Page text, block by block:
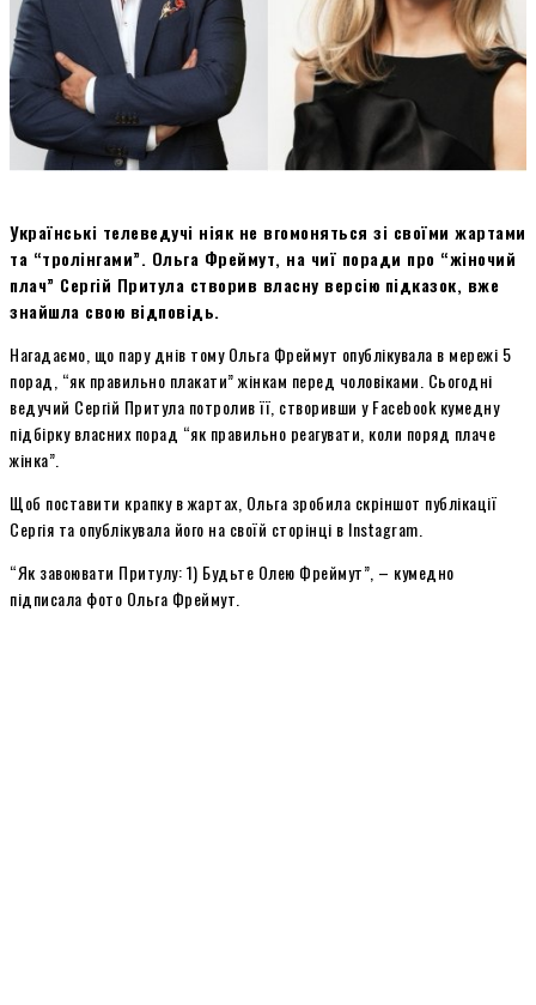
Українські телеведучі ніяк не вгомоняться зі своїми жартами
та “тролінгами”. Ольга Фреймут, на чиї поради про “жіночий
плач” Сергій Притула створив власну версію підказок, вже
знайшла свою відповідь.
Нагадаємо, що пару днів тому Ольга Фреймут опублікувала в мережі 5
порад, “як правильно плакати” жінкам перед чоловіками. Сьогодні
ведучий Сергій Притула потролив її, створивши у Facebook кумедну
підбірку власних порад “як правильно реагувати, коли поряд плаче
жінка”.
Щоб поставити крапку в жартах, Ольга зробила скріншот публікації
Сергія та опублікувала його на своїй сторінці в Instagram.
“Як завоювати Притулу: 1) Будьте Олею Фреймут”, – кумедно
підписала фото Ольга Фреймут.